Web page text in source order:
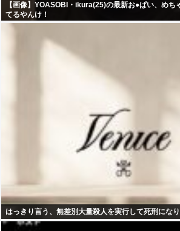
【画像】YOASOBI・ikura(25)の最新お●ぱい、めち
てるやんけ！
はっきり言う、無差別大量殺人を実行して死刑になり